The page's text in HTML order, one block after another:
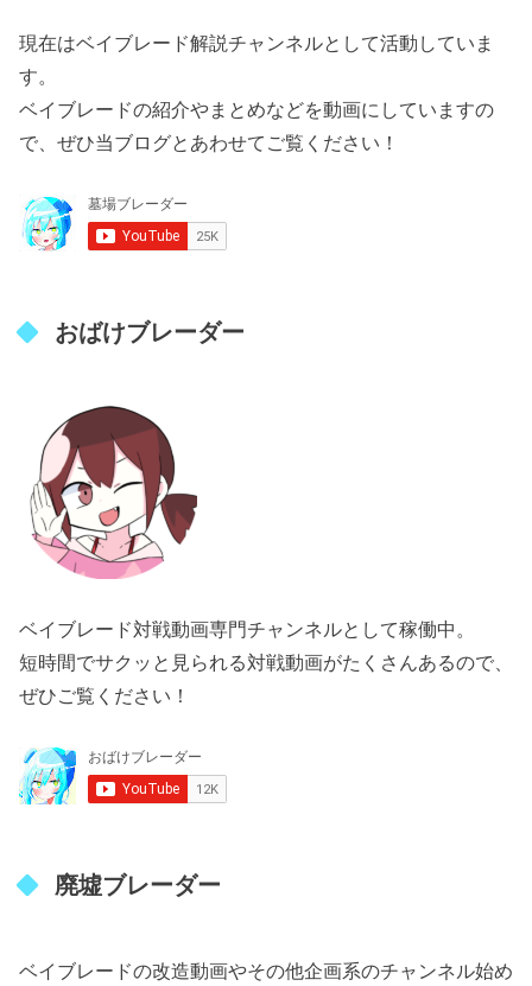
現在はベイブレード解説チャンネルとして活動していま
す。
ベイブレードの紹介やまとめなどを動画にしていますの
で、ぜひ当ブログとあわせてご覧ください！
おばけブレーダー
ベイブレード対戦動画専門チャンネルとして稼働中。
短時間でサクッと見られる対戦動画がたくさんあるので、
ぜひご覧ください！
廃墟ブレーダー
ベイブレードの改造動画やその他企画系のチャンネル始め